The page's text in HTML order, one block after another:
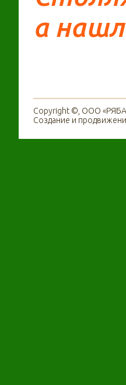
а
Copyright ©, ООО
Создание и